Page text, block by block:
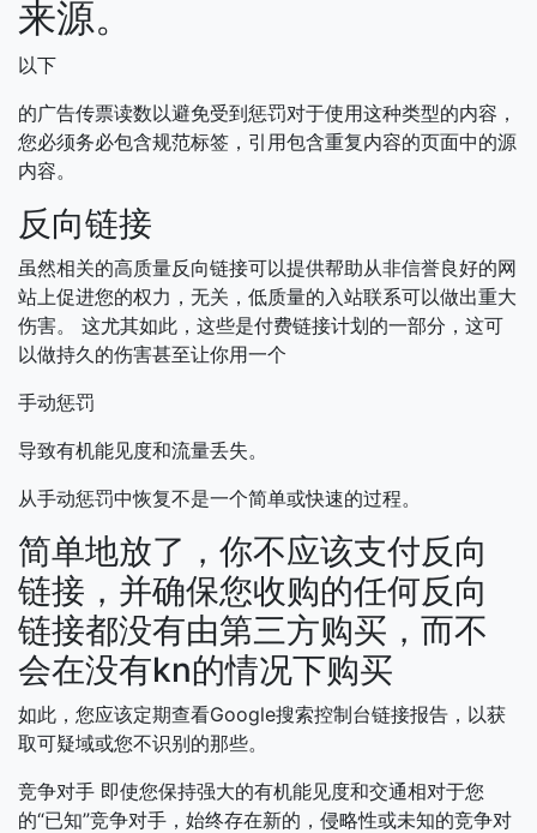
来源。
以下
的广告传票读数以避免受到惩罚对于使用这种类型的内容，
您必须务必包含规范标签，引用包含重复内容的页面中的源
内容。
反向链接
虽然相关的高质量反向链接可以提供帮助从非信誉良好的网
站上促进您的权力，无关，低质量的入站联系可以做出重大
伤害。
这尤其如此，这些是付费链接计划的一部分，这可
以做持久的伤害甚至让你用一个
手动惩罚
导致有机能见度和流量丢失。
从手动惩罚中恢复不是一个简单或快速的过程。
简单地放了，你不应该支付反向
链接，并确保您收购的任何反向
链接都没有由第三方购买，而不
会在没有kn的情况下购买
如此，您应该定期查看Google搜索控制台链接报告，以获
取可疑域或您不识别的那些。
竞争对手 即使您保持强大的有机能见度和交通相对于您
的“已知”竞争对手，始终存在新的，侵略性或未知的竞争对